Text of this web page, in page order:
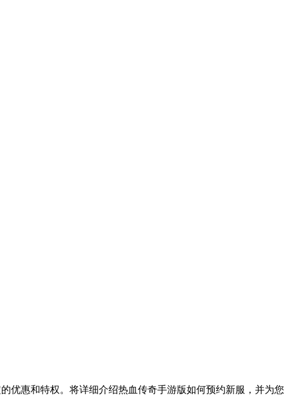
惠和特权。将详细介绍热血传奇手游版如何预约新服，并为您